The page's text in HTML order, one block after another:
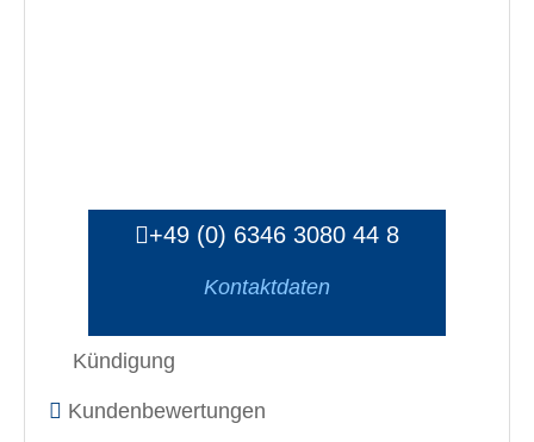
+49 (0) 6346 3080 44 8
Kontaktdaten
Kündigung
Kundenbewertungen